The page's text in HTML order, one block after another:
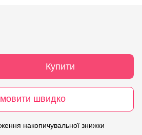
Купити
швидко
накопичувальної знижки